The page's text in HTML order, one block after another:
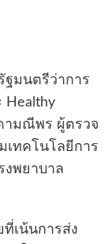
ฐมนตรีว่าการ
Healthy
ามณีพร ผู้ตรวจ
เทคโนโลยีการ
งพยาบาล
เน้นการส่ง